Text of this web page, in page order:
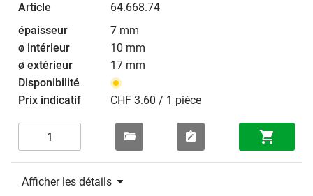
64.668.74
7 mm
10 mm
17 mm
CHF 3.60 / 1 pièce
Afficher les détails